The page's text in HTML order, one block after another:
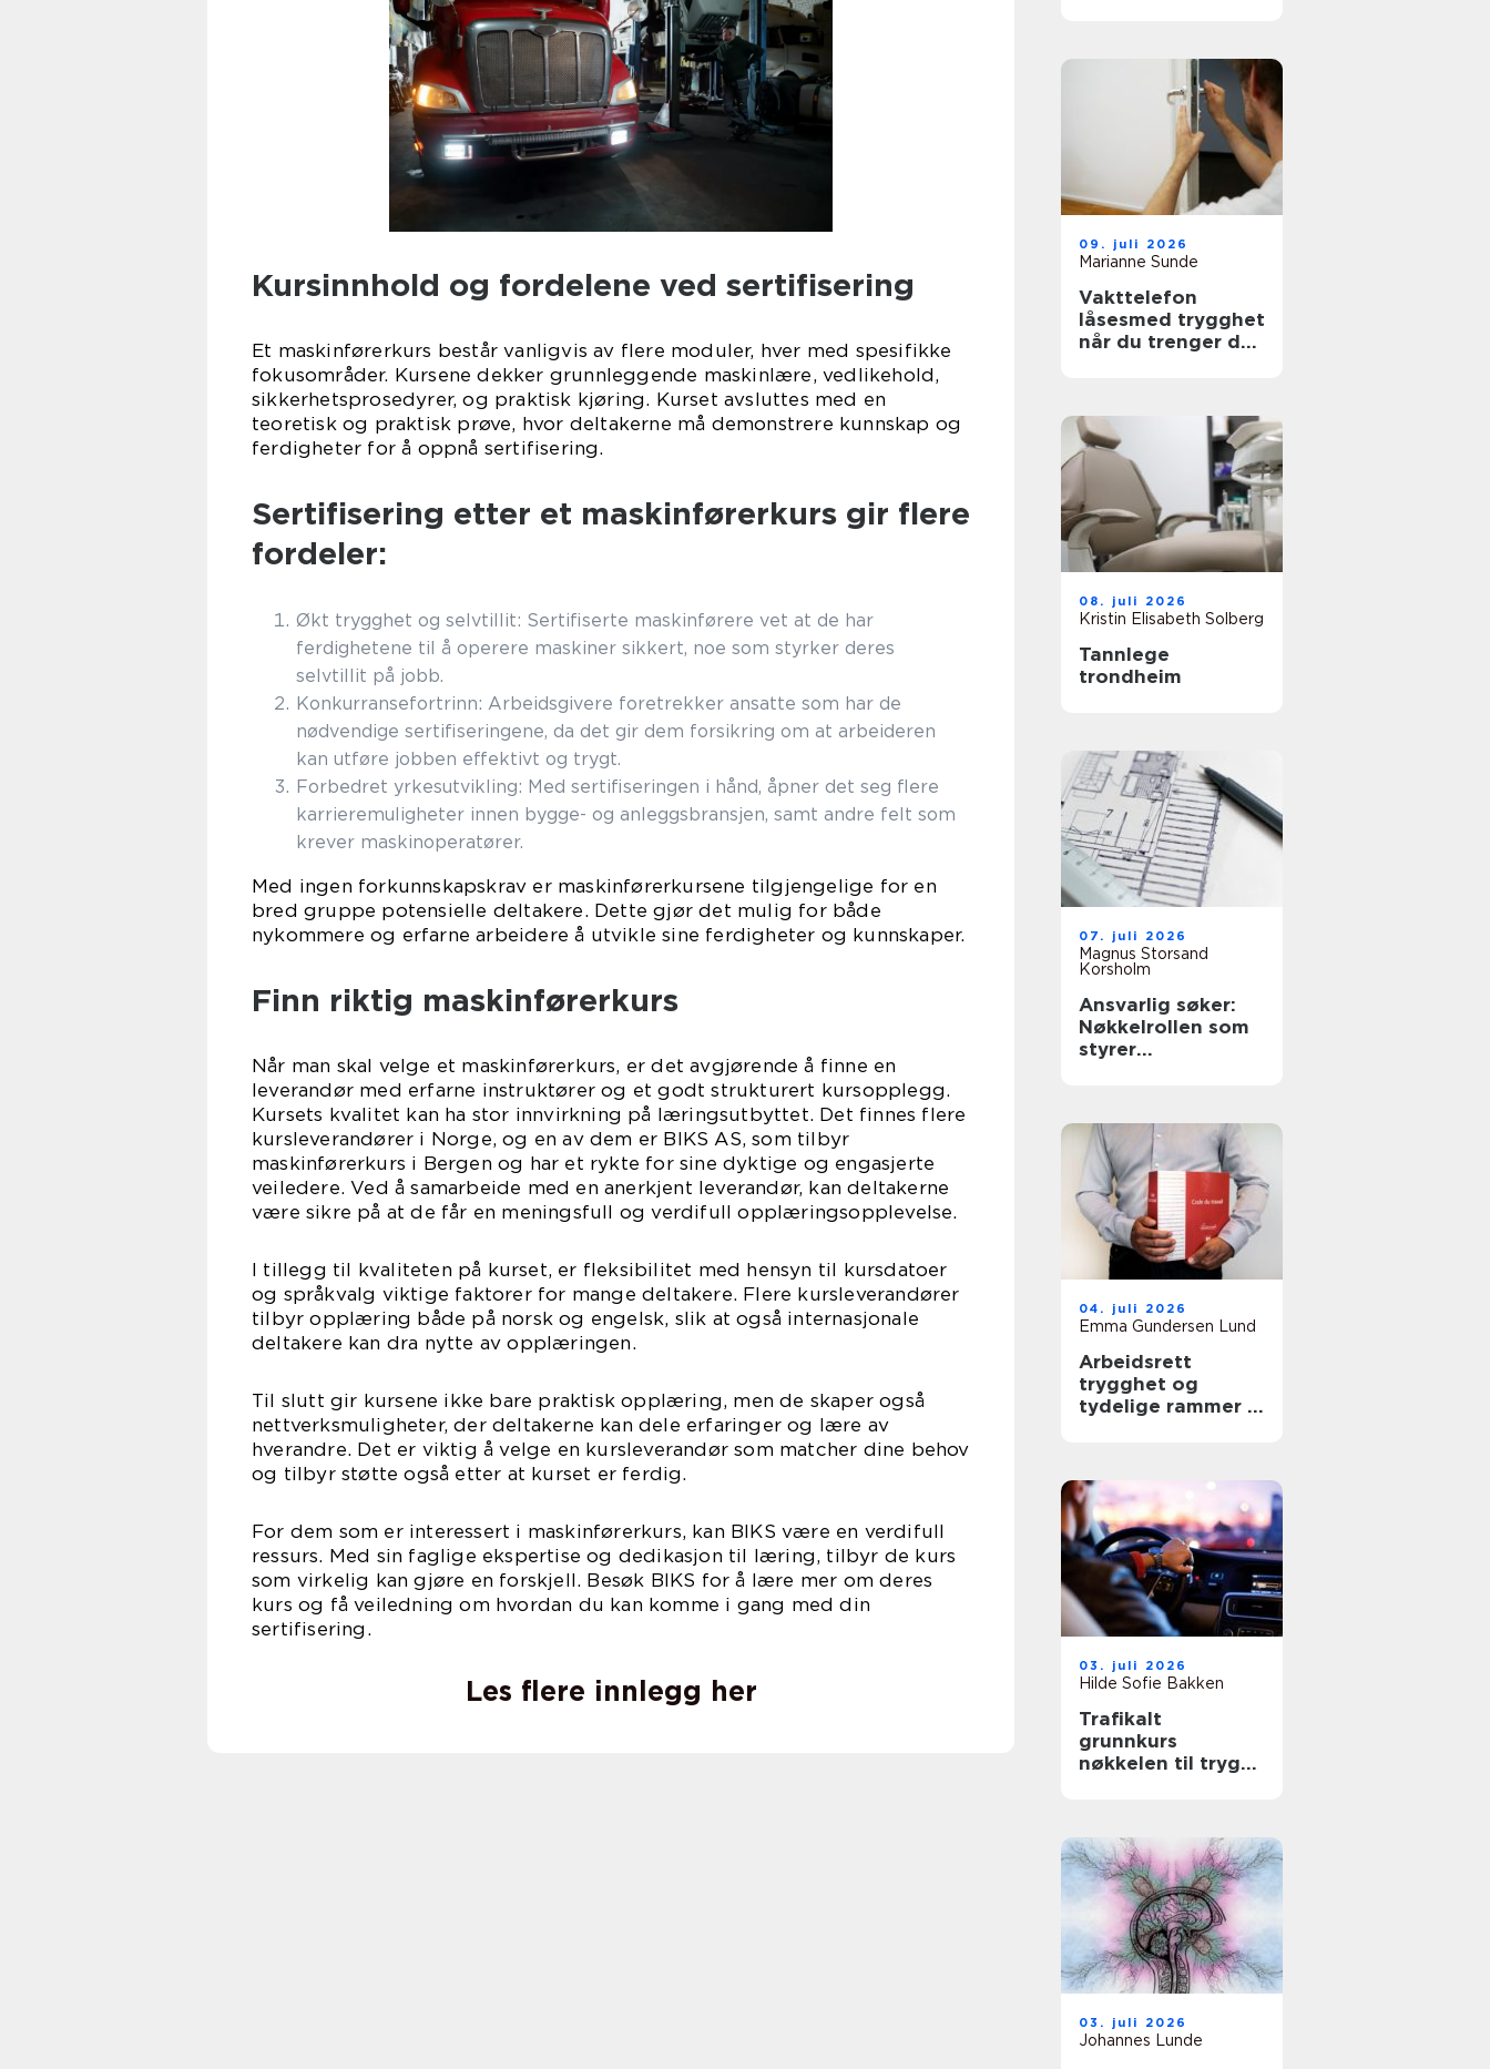
Kursinnhold og fordelene ved sertifisering
Et maskinførerkurs består vanligvis av flere moduler, hver med spesifikke
fokusområder. Kursene dekker grunnleggende maskinlære, vedlikehold,
sikkerhetsprosedyrer, og praktisk kjøring. Kurset avsluttes med en
teoretisk og praktisk prøve, hvor deltakerne må demonstrere kunnskap og
ferdigheter for å oppnå sertifisering.
Sertifisering etter et maskinførerkurs gir flere
fordeler:
Økt trygghet og selvtillit: Sertifiserte maskinførere vet at de har
ferdighetene til å operere maskiner sikkert, noe som styrker deres
selvtillit på jobb.
Konkurransefortrinn: Arbeidsgivere foretrekker ansatte som har de
nødvendige sertifiseringene, da det gir dem forsikring om at arbeideren
kan utføre jobben effektivt og trygt.
Forbedret yrkesutvikling: Med sertifiseringen i hånd, åpner det seg flere
karrieremuligheter innen bygge- og anleggsbransjen, samt andre felt som
krever maskinoperatører.
Med ingen forkunnskapskrav er maskinførerkursene tilgjengelige for en
bred gruppe potensielle deltakere. Dette gjør det mulig for både
nykommere og erfarne arbeidere å utvikle sine ferdigheter og kunnskaper.
Finn riktig maskinførerkurs
Når man skal velge et maskinførerkurs, er det avgjørende å finne en
leverandør med erfarne instruktører og et godt strukturert kursopplegg.
Kursets kvalitet kan ha stor innvirkning på læringsutbyttet. Det finnes flere
kursleverandører i Norge, og en av dem er BIKS AS, som tilbyr
maskinførerkurs i Bergen og har et rykte for sine dyktige og engasjerte
veiledere. Ved å samarbeide med en anerkjent leverandør, kan deltakerne
være sikre på at de får en meningsfull og verdifull opplæringsopplevelse.
I tillegg til kvaliteten på kurset, er fleksibilitet med hensyn til kursdatoer
og språkvalg viktige faktorer for mange deltakere. Flere kursleverandører
tilbyr opplæring både på norsk og engelsk, slik at også internasjonale
deltakere kan dra nytte av opplæringen.
Til slutt gir kursene ikke bare praktisk opplæring, men de skaper også
nettverksmuligheter, der deltakerne kan dele erfaringer og lære av
hverandre. Det er viktig å velge en kursleverandør som matcher dine behov
og tilbyr støtte også etter at kurset er ferdig.
For dem som er interessert i maskinførerkurs, kan BIKS være en verdifull
ressurs. Med sin faglige ekspertise og dedikasjon til læring, tilbyr de kurs
som virkelig kan gjøre en forskjell. Besøk BIKS for å lære mer om deres
kurs og få veiledning om hvordan du kan komme i gang med din
sertifisering.
Les flere innlegg her
09. juli 2026
Marianne Sunde
Vakttelefon
låsesmed trygghet
når du trenger det
08. juli 2026
Kristin Elisabeth Solberg
Tannlege
trondheim
07. juli 2026
Magnus Storsand
Korsholm
Ansvarlig søker:
Nøkkelrollen som
styrer
04. juli 2026
Emma Gundersen Lund
Arbeidsrett
trygghet og
tydelige rammer i
03. juli 2026
Hilde Sofie Bakken
Trafikalt
grunnkurs
nøkkelen til trygg
03. juli 2026
Johannes Lunde